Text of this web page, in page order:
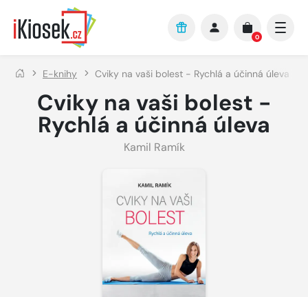
Přejít na hlavní obsah
0
E-knihy Cviky na vaši bolest - Rychlá a účinná úleva
Cviky na vaši bolest -
Rychlá a účinná úleva
Kamil Ramík